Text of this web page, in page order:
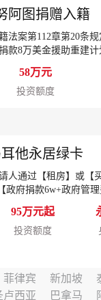
阿图捐赠入籍
法案第112章第20条规
款8万美金援助重建计
权利。
58万元
投资额度
他永居绿卡
人通过【租房】或【
政府捐款6w+政府管理
5000欧元】即可一步到
95万元起
投资额度
菲律宾 新加坡
卢西亚 巴拿马